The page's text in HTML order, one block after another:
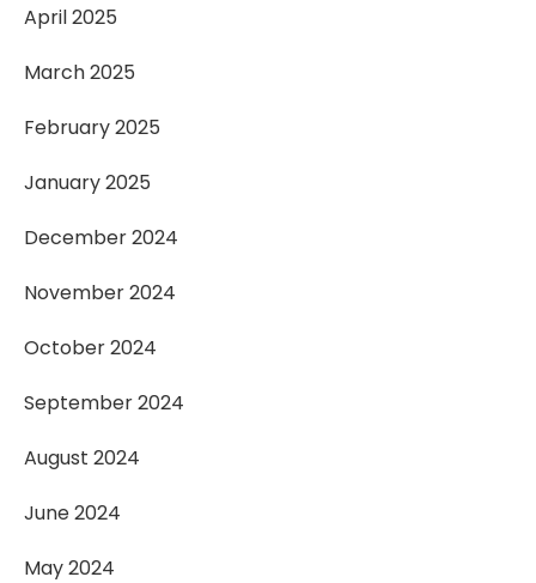
April 2025
March 2025
February 2025
January 2025
December 2024
November 2024
October 2024
September 2024
August 2024
June 2024
May 2024